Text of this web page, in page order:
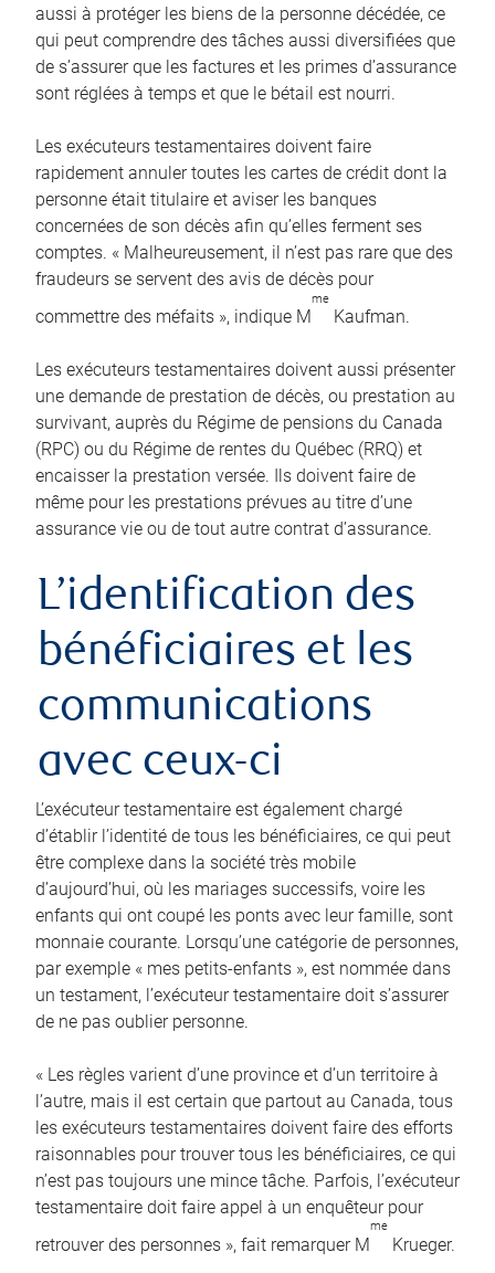
aussi à protéger les biens de la personne décédée, ce
qui peut comprendre des tâches aussi diversifiées que
de s’assurer que les factures et les primes d’assurance
sont réglées à temps et que le bétail est nourri.
Les exécuteurs testamentaires doivent faire
rapidement annuler toutes les cartes de crédit dont la
personne était titulaire et aviser les banques
concernées de son décès afin qu’elles ferment ses
comptes. « Malheureusement, il n’est pas rare que des
fraudeurs se servent des avis de décès pour
commettre des méfaits », indique M
me
Kaufman.
Les exécuteurs testamentaires doivent aussi présenter
une demande de prestation de décès, ou prestation au
survivant, auprès du Régime de pensions du Canada
(RPC) ou du Régime de rentes du Québec (RRQ) et
encaisser la prestation versée. Ils doivent faire de
même pour les prestations prévues au titre d’une
assurance vie ou de tout autre contrat d’assurance.
L’identification des
bénéficiaires et les
communications
avec ceux-ci
L’exécuteur testamentaire est également chargé
d’établir l’identité de tous les bénéficiaires, ce qui peut
être complexe dans la société très mobile
d’aujourd’hui, où les mariages successifs, voire les
enfants qui ont coupé les ponts avec leur famille, sont
monnaie courante. Lorsqu’une catégorie de personnes,
par exemple « mes petits-enfants », est nommée dans
un testament, l’exécuteur testamentaire doit s’assurer
de ne pas oublier personne.
« Les règles varient d’une province et d’un territoire à
l’autre, mais il est certain que partout au Canada, tous
les exécuteurs testamentaires doivent faire des efforts
raisonnables pour trouver tous les bénéficiaires, ce qui
n’est pas toujours une mince tâche. Parfois, l’exécuteur
testamentaire doit faire appel à un enquêteur pour
retrouver des personnes », fait remarquer M
me
Krueger.